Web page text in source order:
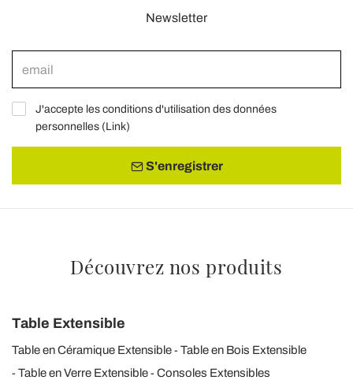
Newsletter
J'accepte les conditions d'utilisation des données
personnelles (Link)
S'enregistrer
Découvrez nos produits
Table Extensible
Table en Céramique Extensible
Table en Bois Extensible
Table en Verre Extensible
Consoles Extensibles